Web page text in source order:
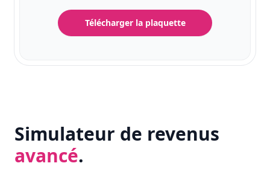
Télécharger la plaquette
Simulateur de revenus
avancé.